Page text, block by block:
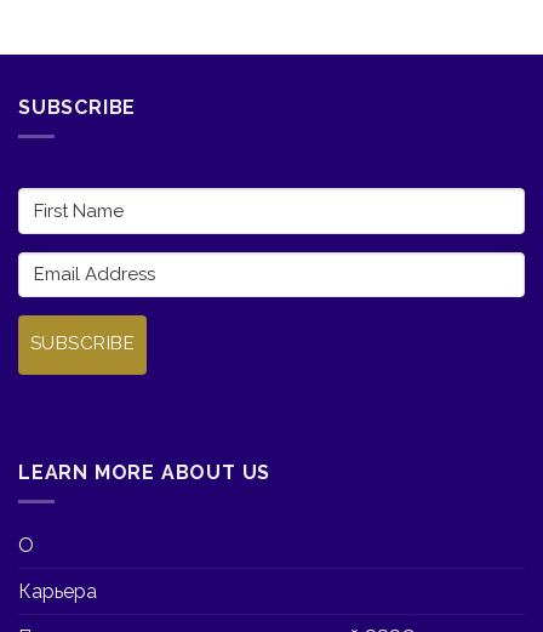
SUBSCRIBE
SUBSCRIBE
LEARN MORE ABOUT US
О
Карьера